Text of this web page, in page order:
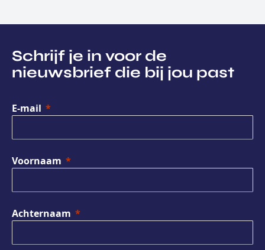
Schrijf je in voor de
nieuwsbrief die bij jou past
E-mail
Voornaam
Achternaam